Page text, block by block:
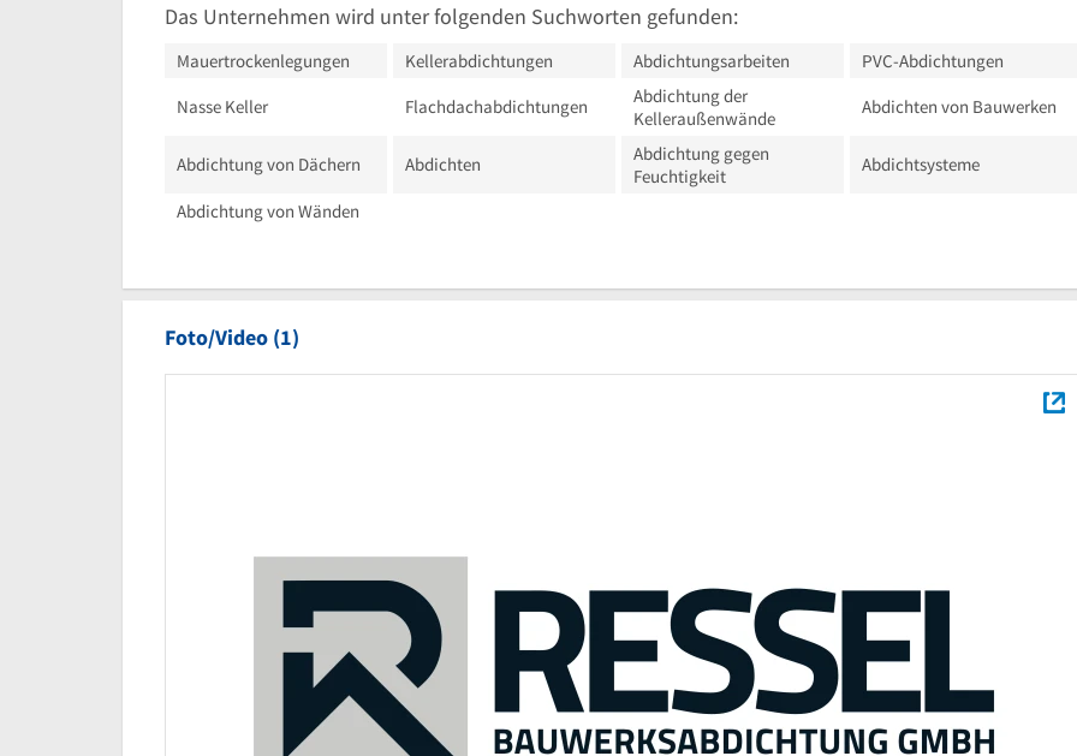
Das Unternehmen wird unter folgenden Suchworten gefunden:
Mauertrockenlegungen Kellerabdichtungen Abdichtungsarbeiten PVC-Abdichtungen
Nasse Keller Flachdachabdichtungen
Abdichtung der
Kelleraußenwände
Abdichten von Bauwerken
Abdichtung von Dächern Abdichten
Abdichtung gegen
Feuchtigkeit
Abdichtsysteme
Abdichtung von Wänden
Foto/Video (1)